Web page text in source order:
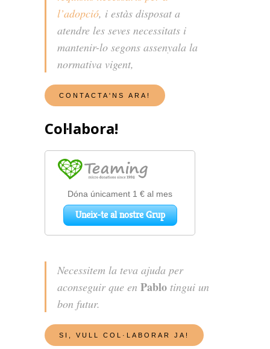
l’adopció, i estàs disposat a
atendre les seves necessitats i
mantenir-lo segons assenyala la
normativa vigent,
Col·labora!
Necessitem la teva ajuda per
aconseguir que en Pablo tingui un
bon futur.